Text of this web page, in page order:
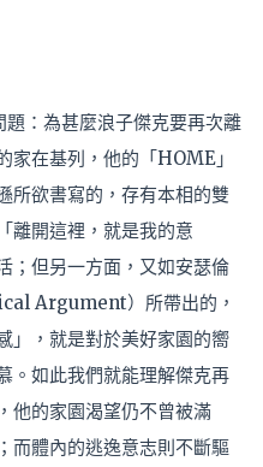
：為甚麼浪子傑克要再次離
家在基列，他的「HOME」
所欲書寫的，存有本相的雙
離開這裡，就是我的意
；但另一方面，又如安瑟倫
Argument）所帶出的，
」，就是對於美好家園的嚮
。如此我們就能理解傑克再
他的家園渴望仍不曾被滿
而體內的逃逸意志則不斷驅